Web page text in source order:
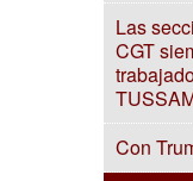
Las
CGT
Con